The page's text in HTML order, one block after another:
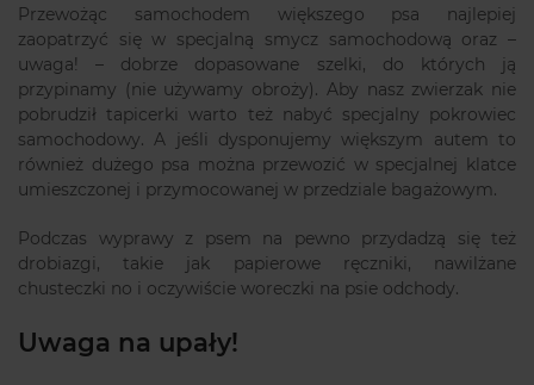
Przewożąc samochodem większego psa najlepiej
zaopatrzyć się w specjalną smycz samochodową oraz –
uwaga! – dobrze dopasowane szelki, do których ją
przypinamy (nie używamy obroży). Aby nasz zwierzak nie
pobrudził tapicerki warto też nabyć specjalny pokrowiec
samochodowy. A jeśli dysponujemy większym autem to
również dużego psa można przewozić w specjalnej klatce
umieszczonej i przymocowanej w przedziale bagażowym.
Podczas wyprawy z psem na pewno przydadzą się też
drobiazgi, takie jak papierowe ręczniki, nawilżane
chusteczki no i oczywiście woreczki na psie odchody.
Uwaga na upały!